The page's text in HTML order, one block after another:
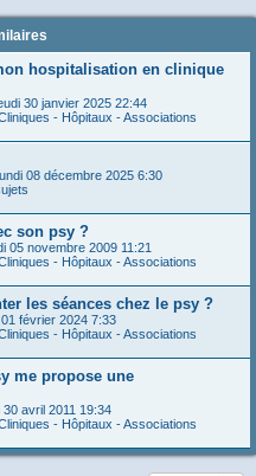
hospitalisation en clinique
30 janvier 2025 22:44
- Hôpitaux - Associations
08 décembre 2025 6:30
son psy ?
05 novembre 2009 11:21
- Hôpitaux - Associations
les séances chez le psy ?
février 2024 7:33
- Hôpitaux - Associations
me propose une
30 avril 2011 19:34
- Hôpitaux - Associations